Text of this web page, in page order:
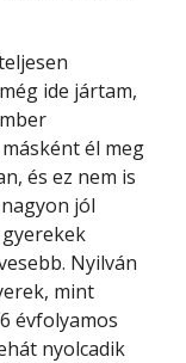
ide jártam,
él meg
és ez nem is
jól
Nyilván
mint
évfolyamos
nyolcadik